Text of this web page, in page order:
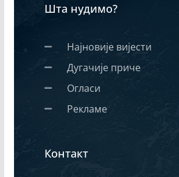
Шта нудимо?
Најновије вијести
Дугачије приче
Огласи
Рекламе
Контакт